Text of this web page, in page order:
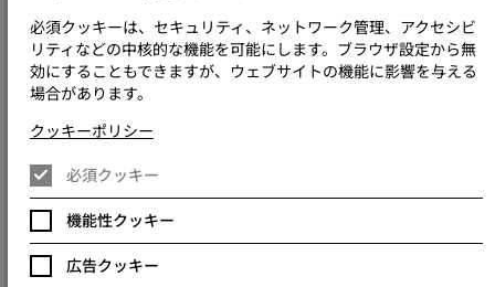
グローバルポリシー
アクセシビリティについて
クッキー設定を変更
© 2023 - 2026 Keywords Studios Limited. 設立国：イングランドおよび
ウェールズ主たる事業所：Keywords International Limited, Whelan
House, South County Business Park, Leopardstown, Dublin 18, Dublin
Ireland.
必須クッキーは、セキュリティ、ネットワーク管理、アクセシビ
リティなどの中核的な機能を可能にします。ブラウザ設定から無
効にすることもできますが、ウェブサイトの機能に影響を与える
場合があります。
クッキーポリシー
必須クッキー
機能性クッキー
広告クッキー